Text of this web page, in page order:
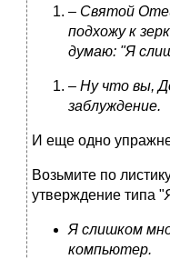
– Святой
подхожу к
думаю: "Я
– Ну что вы,
заблуждение.
И еще одно
Возьмите по
утверждение типа "
Я слишком
компьютер.